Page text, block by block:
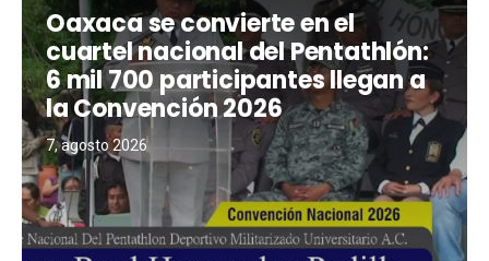
Oaxaca se convierte en el
cuartel nacional del Pentathlón:
6 mil 700 participantes llegan a
la Convención 2026
7, agosto 2026